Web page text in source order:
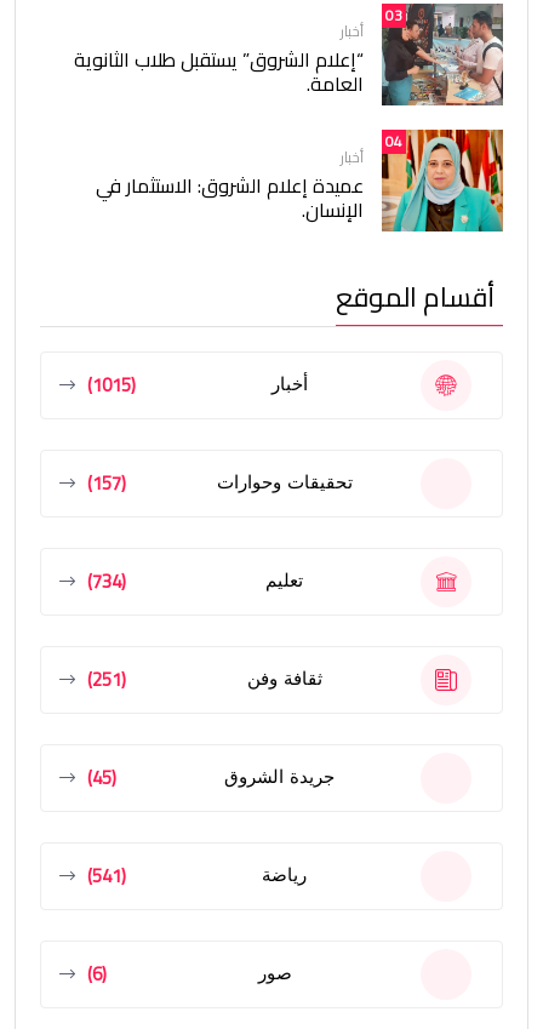
03
أخبار
“إعلام الشروق” يستقبل طلاب الثانوية
العامة.
04
أخبار
عميدة إعلام الشروق: الاستثمار في
الإنسان.
أقسام الموقع
أخبار (1015)
تحقيقات وحوارات (157)
تعليم (734)
ثقافة وفن (251)
جريدة الشروق (45)
رياضة (541)
صور (6)